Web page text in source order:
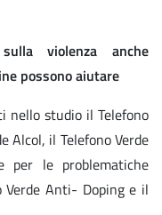
violenza anche
possono aiutare
nello studio il Telefono
Alcol, il Telefono Verde
per le problematiche
Verde Anti- Doping e il